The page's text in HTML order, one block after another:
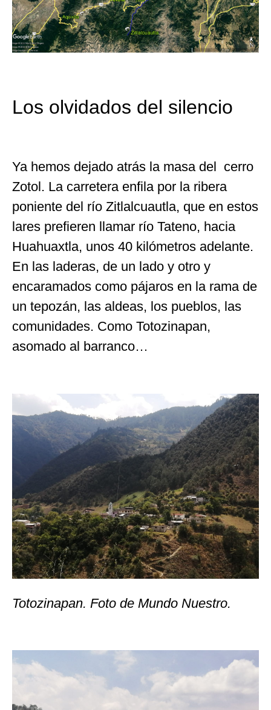
Los olvidados del silencio
Ya hemos dejado atrás la masa del cerro
Zotol. La carretera enfila por la ribera
poniente del río Zitlalcuautla, que en estos
lares prefieren llamar río Tateno, hacia
Huahuaxtla, unos 40 kilómetros adelante.
En las laderas, de un lado y otro y
encaramados como pájaros en la rama de
un tepozán, las aldeas, los pueblos, las
comunidades. Como Totozinapan,
asomado al barranco…
Totozinapan. Foto de Mundo Nuestro.